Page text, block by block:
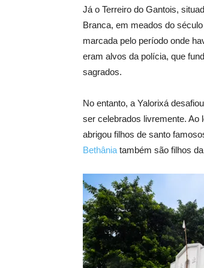
Já o Terreiro do Gantois,
Branca, em meados do
marcada pelo período onde
eram alvos da polícia, que
sagrados.
No entanto, a Yalorixá
ser celebrados livremente. Ao
abrigou filhos de santo
Bethânia também são filhos